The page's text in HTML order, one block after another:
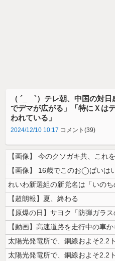
（ ´_ゝ`）テレ朝、中国の対
でデマが広がる」「特にＸは
われている」
2024/12/10 10:17 コメント(39)
【超朗報】夏、終わる